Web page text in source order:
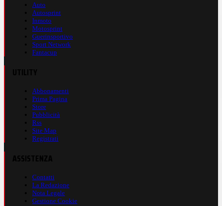
Auto
Autosprint
Inmoto
Motosprint
Guerinsportivo
Sport Network
Fantacup
Abbonamenti
Prima Pagina
Store
Pubblicità
Rss
Site Map
Registrati
Contatti
La Redazione
Nota Legale
Gestione Cookie